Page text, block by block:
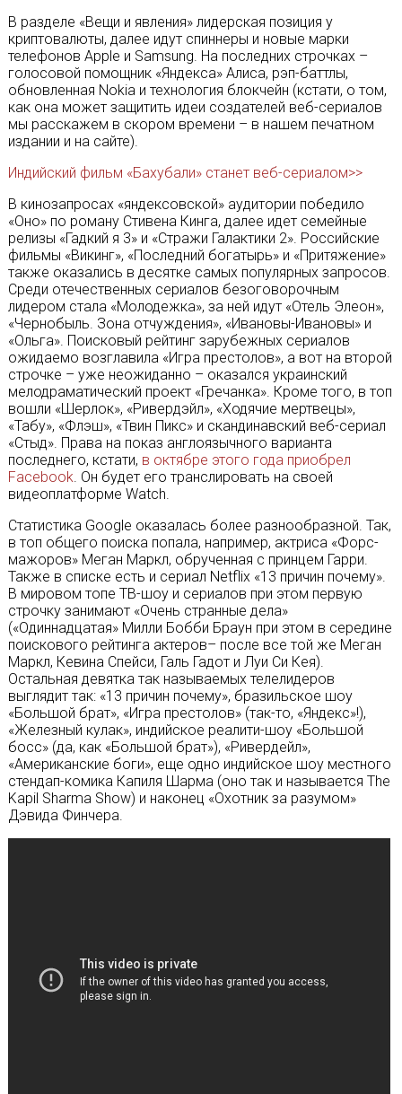
В разделе «Вещи и явления» лидерская позиция у
криптовалюты, далее идут спиннеры и новые марки
телефонов Apple и Samsung. На последних строчках –
голосовой помощник «Яндекса» Алиса, рэп-баттлы,
обновленная Nokia и технология блокчейн (кстати, о том,
как она может защитить идеи создателей веб-сериалов
мы расскажем в скором времени – в нашем печатном
издании и на сайте).
Индийский фильм «Бахубали» станет веб-сериалом>>
В кинозапросах «яндексовской» аудитории победило
«Оно» по роману Стивена Кинга, далее идет семейные
релизы «Гадкий я 3» и «Стражи Галактики 2». Российские
фильмы «Викинг», «Последний богатырь» и «Притяжение»
также оказались в десятке самых популярных запросов.
Среди отечественных сериалов безоговорочным
лидером стала «Молодежка», за ней идут «Отель Элеон»,
«Чернобыль. Зона отчуждения», «Ивановы-Ивановы» и
«Ольга». Поисковый рейтинг зарубежных сериалов
ожидаемо возглавила «Игра престолов», а вот на второй
строчке – уже неожиданно – оказался украинский
мелодраматический проект «Гречанка». Кроме того, в топ
вошли «Шерлок», «Ривердэйл», «Ходячие мертвецы»,
«Табу», «Флэш», «Твин Пикс» и скандинавский веб-сериал
«Стыд». Права на показ англоязычного варианта
последнего, кстати, в октябре этого года приобрел
Facebook. Он будет его транслировать на своей
видеоплатформе Watch.
Статистика Google оказалась более разнообразной. Так,
в топ общего поиска попала, например, актриса «Форс-
мажоров» Меган Маркл, обрученная с принцем Гарри.
Также в списке есть и сериал Netflix «13 причин почему».
В мировом топе ТВ-шоу и сериалов при этом первую
строчку занимают «Очень странные дела»
(«Одиннадцатая» Милли Бобби Браун при этом в середине
поискового рейтинга актеров– после все той же Меган
Маркл, Кевина Спейси, Галь Гадот и Луи Си Кея).
Остальная девятка так называемых телелидеров
выглядит так: «13 причин почему», бразильское шоу
«Большой брат», «Игра престолов» (так-то, «Яндекс»!),
«Железный кулак», индийское реалити-шоу «Большой
босс» (да, как «Большой брат»), «Ривердейл»,
«Американские боги», еще одно индийское шоу местного
стендап-комика Капиля Шарма (оно так и называется The
Kapil Sharma Show) и наконец «Охотник за разумом»
Дэвида Финчера.